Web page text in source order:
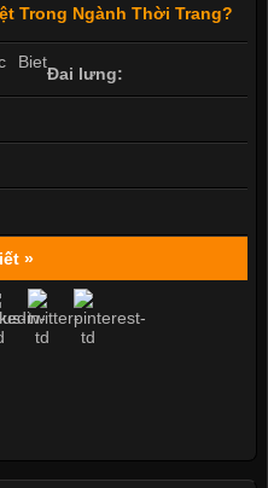
Trong Ngành Thời Trang?
Đai lưng:
»